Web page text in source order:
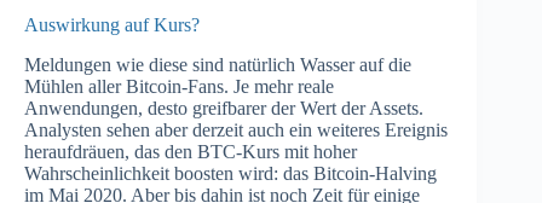
Auswirkung auf Kurs?
Meldungen wie diese sind natürlich Wasser auf die
Mühlen aller Bitcoin-Fans. Je mehr reale
Anwendungen, desto greifbarer der Wert der Assets.
Analysten sehen aber derzeit auch ein weiteres Ereignis
heraufdräuen, das den BTC-Kurs mit hoher
Wahrscheinlichkeit boosten wird: das Bitcoin-Halving
im Mai 2020. Aber bis dahin ist noch Zeit für einige